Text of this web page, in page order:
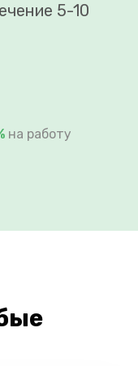
5-10
на работу